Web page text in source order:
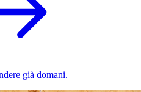
già domani.